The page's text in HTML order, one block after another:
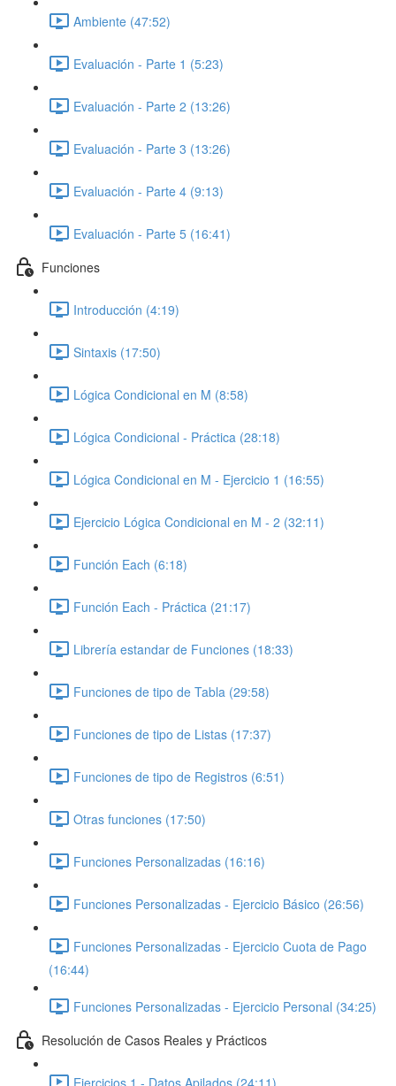
Ambiente (47:52)
Evaluación - Parte 1 (5:23)
Evaluación - Parte 2 (13:26)
Evaluación - Parte 3 (13:26)
Evaluación - Parte 4 (9:13)
Evaluación - Parte 5 (16:41)
Funciones
Introducción (4:19)
Sintaxis (17:50)
Lógica Condicional en M (8:58)
Lógica Condicional - Práctica (28:18)
Lógica Condicional en M - Ejercicio 1 (16:55)
Ejercicio Lógica Condicional en M - 2 (32:11)
Función Each (6:18)
Función Each - Práctica (21:17)
Librería estandar de Funciones (18:33)
Funciones de tipo de Tabla (29:58)
Funciones de tipo de Listas (17:37)
Funciones de tipo de Registros (6:51)
Otras funciones (17:50)
Funciones Personalizadas (16:16)
Funciones Personalizadas - Ejercicio Básico (26:56)
Funciones Personalizadas - Ejercicio Cuota de Pago
(16:44)
Funciones Personalizadas - Ejercicio Personal (34:25)
Resolución de Casos Reales y Prácticos
Ejercicios 1 - Datos Apilados (24:11)